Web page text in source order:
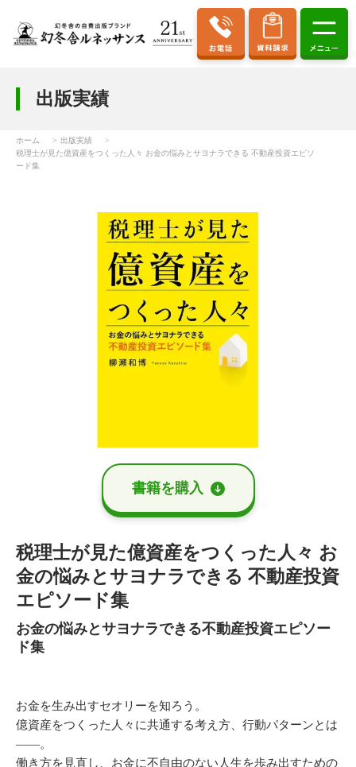
出版実績
ホーム
出版実績
税理士が見た億資産をつくった人々 お金の悩みとサヨナラできる 不動産投資エピソ
ード集
書籍を購⼊
税理士が見た億資産をつくった人々 お
金の悩みとサヨナラできる 不動産投資
エピソード集
お金の悩みとサヨナラできる不動産投資エピソー
ド集
お金を生み出すセオリーを知ろう。
億資産をつくった人々に共通する考え方、行動パターンとは
――。
働き方を見直し、お金に不自由のない人生を歩み出すための